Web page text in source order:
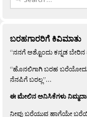
ಬರಹಗಾರರಿಗೆ ಕಿವಿಮಾತು
“ನನಗೆ ಅಶ್ಟೊಂದು ಕನ್ನಡ ಬೇರಿನ
“ಹೊನಲಿಗಾಗಿ ಬರಹ ಬರೆಯೋದು
ನೆನಪಿಗೆ ಬರಲ್ಲ”…
ಈ ಮೇಲಿನ ಅನಿಸಿಕೆಗಳು
ನೀವು ಬರೆಯುವ ಹಾಗೆಯೇ